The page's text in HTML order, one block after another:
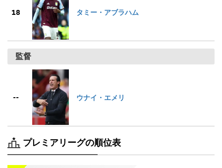
18 タミー・アブラハム
監督
-- ウナイ・エメリ
プレミアリーグの順位表